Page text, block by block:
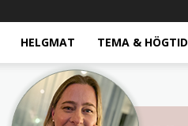
HELGMAT TEMA & HÖGTID